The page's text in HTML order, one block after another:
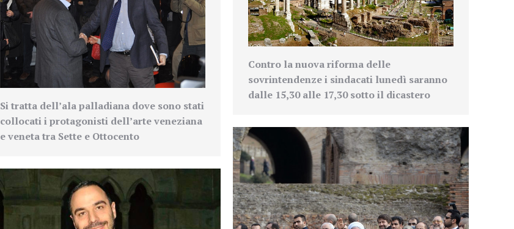
Si tratta dell’ala palladiana dove sono stati
collocati iprotagonisti dell’arte veneziana
e veneta tra Sette e Ottocento
Contro la nuova riforma delle
sovrintendenze i sindacati lunedì saranno
dalle 15,30 alle 17,30 sotto il dicastero